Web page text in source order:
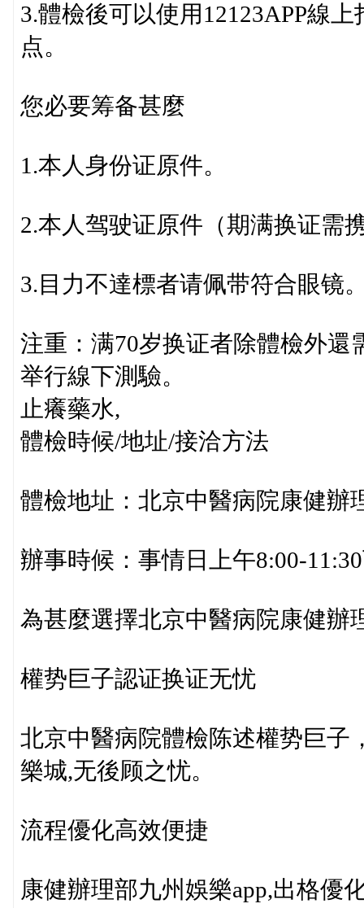
3.體檢後可以使用12123APP線
点。
您必要筹备甚麼
1.本人身份证原件。
2.本人驾驶证原件（期满换证需
3.目力不達標者请佩带符合眼镜
注重：满70岁换证者除體檢外
举行線下測驗。
止癢藥水,
體檢時候/地址/接洽方法
體檢地址：北京中醫病院康健辦
辦事時候：事情日上午8:00-
為甚麼選擇北京中醫病院康健辦
權势巨子認证换证无忧
北京中醫病院體檢陈述權势巨子
樂城,无後顾之忧。
流程優化高效便捷
康健辦理部九州娛樂app,出格優